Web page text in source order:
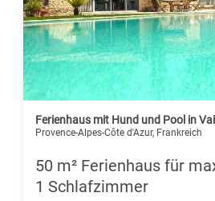
Ferienhaus mit Hund und Pool in
Provence-Alpes-Côte d'Azur, Frankreich
50 m² Ferienhaus für
1 Schlafzimmer